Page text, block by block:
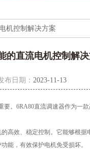
机控制解决方案
的直流电机控制解
布日期： 2023-11-13
6RA80直流调速器作为一
效、稳定控制。它能够根据
能，有效保护电机免受损坏。